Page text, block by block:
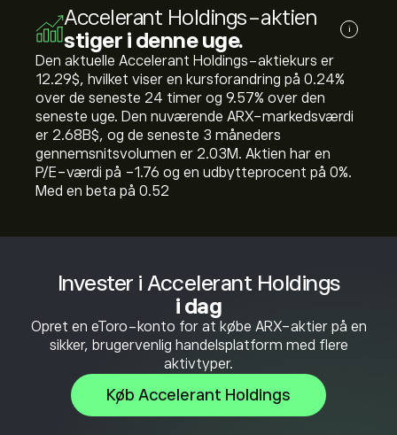
Invester i Accelerant Holdings
i dag
Opret en eToro-konto for at købe ARX-aktier på en
sikker, brugervenlig handelsplatform med flere
aktivtyper.
Køb Accelerant Holdings
Accelerant Holdings-aktien
stiger i denne uge.
i
Den aktuelle Accelerant Holdings-aktiekurs er
12.29‎$‎, hvilket viser en kursforandring på ‎0.24‎%
over de seneste 24 timer og ‎9.57‎% over den
seneste uge. Den nuværende ARX-markedsværdi
er 2.68B‎$‎, og de seneste 3 måneders
gennemsnitsvolumen er 2.03M. Aktien har en
P/E-værdi på -1.76 og en udbytteprocent på 0%.
Med en beta på 0.52